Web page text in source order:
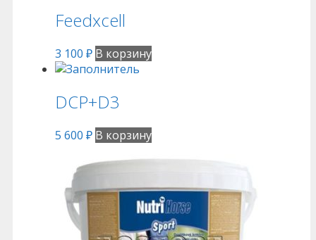
Feedxcell
3 100 ₽ В корзину
DCP+D3
5 600 ₽ В корзину